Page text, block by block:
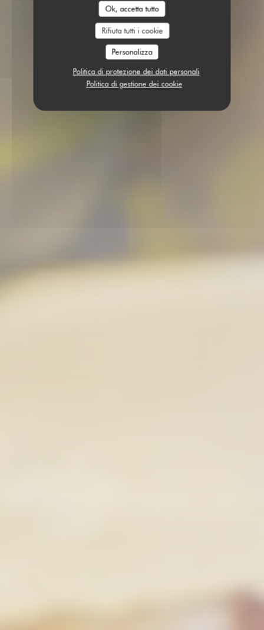
Ok, accetta tutto
Rifiuta tutti i cookie
Personalizza
Politica di protezione dei dati personali
Politica di gestione dei cookie